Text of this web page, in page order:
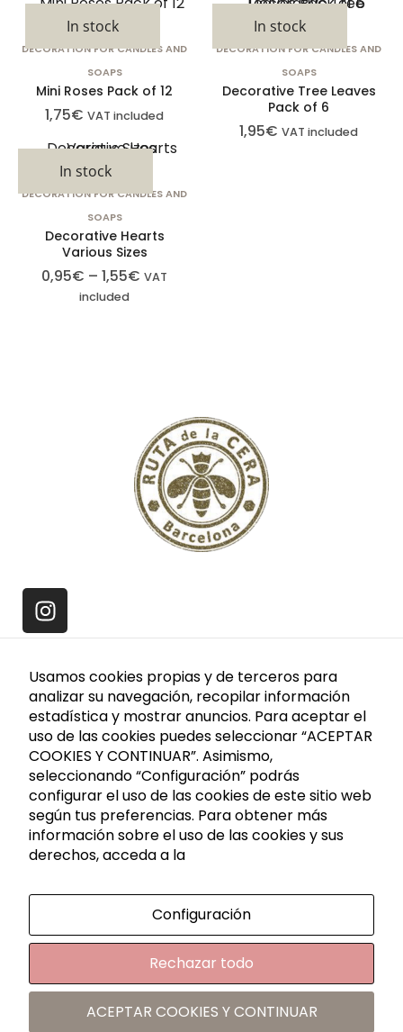
In stock
DECORATION FOR CANDLES AND
SOAPS
Mini Roses Pack of 12
1,75€ VAT included
In stock
DECORATION FOR CANDLES AND
SOAPS
Decorative Tree Leaves
Pack of 6
1,95€ VAT included
In stock
DECORATION FOR CANDLES AND
SOAPS
Decorative Hearts
Various Sizes
0,95€ – 1,55€ VAT
included
Contact
Caldes de Montbui, P. I. La Borda Calle Cerdanya
Nave 7
08140 Barcelona
+34 936 883 107
info@rutadelacera.es
Information
Legal Notice
Usamos cookies propias y de terceros para
analizar su navegación, recopilar información
estadística y mostrar anuncios. Para aceptar el
uso de las cookies puedes seleccionar “ACEPTAR
COOKIES Y CONTINUAR”. Asimismo,
seleccionando “Configuración” podrás
configurar el uso de las cookies de este sitio web
según tus preferencias. Para obtener más
información sobre el uso de las cookies y sus
derechos, acceda a la
Configuración
Rechazar todo
ACEPTAR COOKIES Y CONTINUAR
Cookies
estrictamente
necesarias
Las cookies
fundamentales
correcto uso
de la web. Por
lo general, solo
se establecen
en respuesta a
acciones
realizadas por
usted que
de servicios,
como
establecer sus
Puede